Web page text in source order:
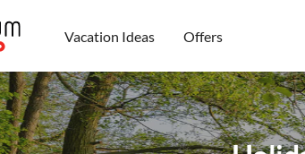
Vacation Ideas Offers